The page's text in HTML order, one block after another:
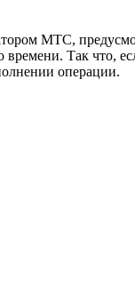
МТС,
времени. Так
операции.